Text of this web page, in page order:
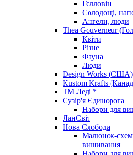
Гелловін
Солодощі,
Ангели, люди
Thea Gouverneur
Квіти
Різне
Фауна
Люди
Design Works (США)
Kustom Krafts
ТМ Леді *
Сузір'я Єдинорога
Набори для
ЛанСвіт
Нова Слобода
Малюнок-
вишивання
Набори для